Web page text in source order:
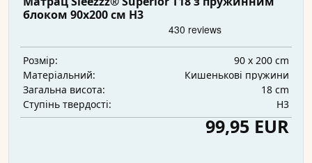
блоком 90x200 см H3
Розмір:
90 x 200 cm
Матеріальний:
Кишенькові пружини
Загальна висота:
18 cm
Ступінь твердості:
H3
99,95 EUR